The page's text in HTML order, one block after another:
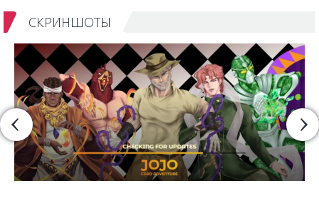
СКРИНШОТЫ